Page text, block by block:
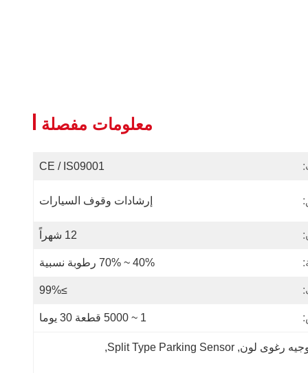
معلومات مفصلة
CE / IS09001
إرشادات وقوف السيارات
12 شهراً
40% ~ 70% رطوبة نسبية
≥99%
1 ~ 5000 قطعة 30 يوما
رغوى لون,
Split Type Parking Sensor
,